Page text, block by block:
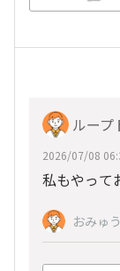
ループ
2026/07/08
私もやって
おみゅう